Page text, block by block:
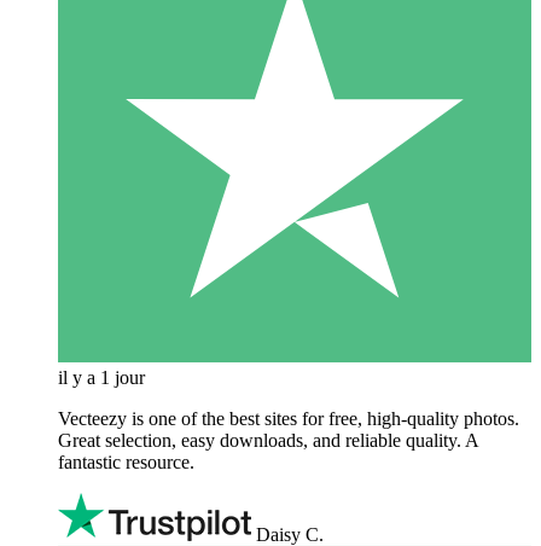
il y a 1 jour
Vecteezy is one of the best sites for free, high‑quality photos.
Great selection, easy downloads, and reliable quality. A
fantastic resource.
Daisy C.